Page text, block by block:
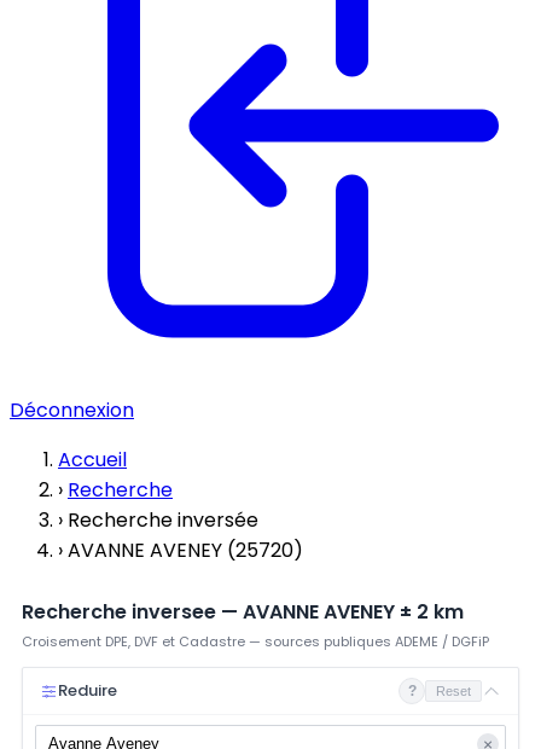
Déconnexion
Accueil
› Recherche
› Recherche inversée
›AVANNE AVENEY (25720)
Recherche inversee — AVANNE AVENEY ± 2 km
Croisement DPE, DVF et Cadastre — sources publiques ADEME / DGFiP
Reduire ? Reset
×